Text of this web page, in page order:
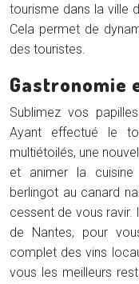
tourisme dans la ville
Cela permet de
des touristes.
Gastronomie
Sublimez vos
Ayant effectué le
multiétoilés, une
et animer la cuisine
berlingot au canard
cessent de vous ravir.
de Nantes, pour
complet des vins
vous les meilleurs